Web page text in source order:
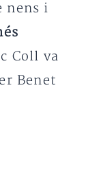
nens i
Coll va
Benet